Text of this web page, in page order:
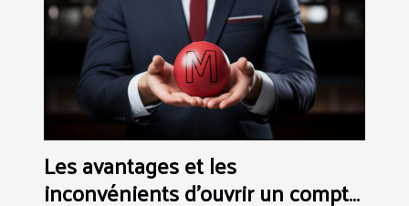
Les avantages et les
inconvénients d'ouvrir un compte